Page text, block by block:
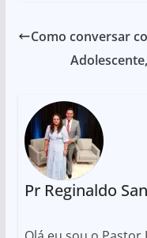
Como conversar
Pr Reginaldo